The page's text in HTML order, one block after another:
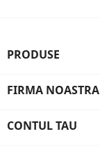
PRODUSE
FIRMA NOASTRA
CONTUL TAU